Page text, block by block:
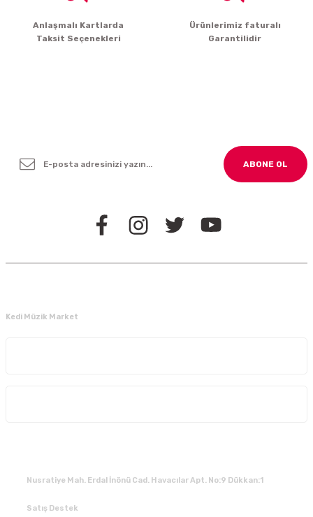
Anlaşmalı Kartlarda
Taksit Seçenekleri
Ürünlerimiz faturalı
Garantilidir
ABONE OL
Kedi Müzik Market
Nusratiye Mah. Erdal İnönü Cad. Havacılar Apt. No:9 Dükkan:1
Satış Destek